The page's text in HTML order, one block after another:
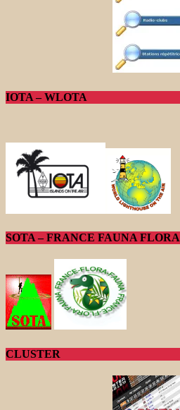
IOTA – WLOTA
SOTA – FRANCE FAUNA FLORA
CLUSTER